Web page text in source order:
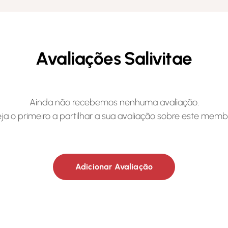
Avaliações Salivitae
Ainda não recebemos nenhuma avaliação.
o primeiro a partilhar a sua avaliação sobre este
Adicionar Avaliação